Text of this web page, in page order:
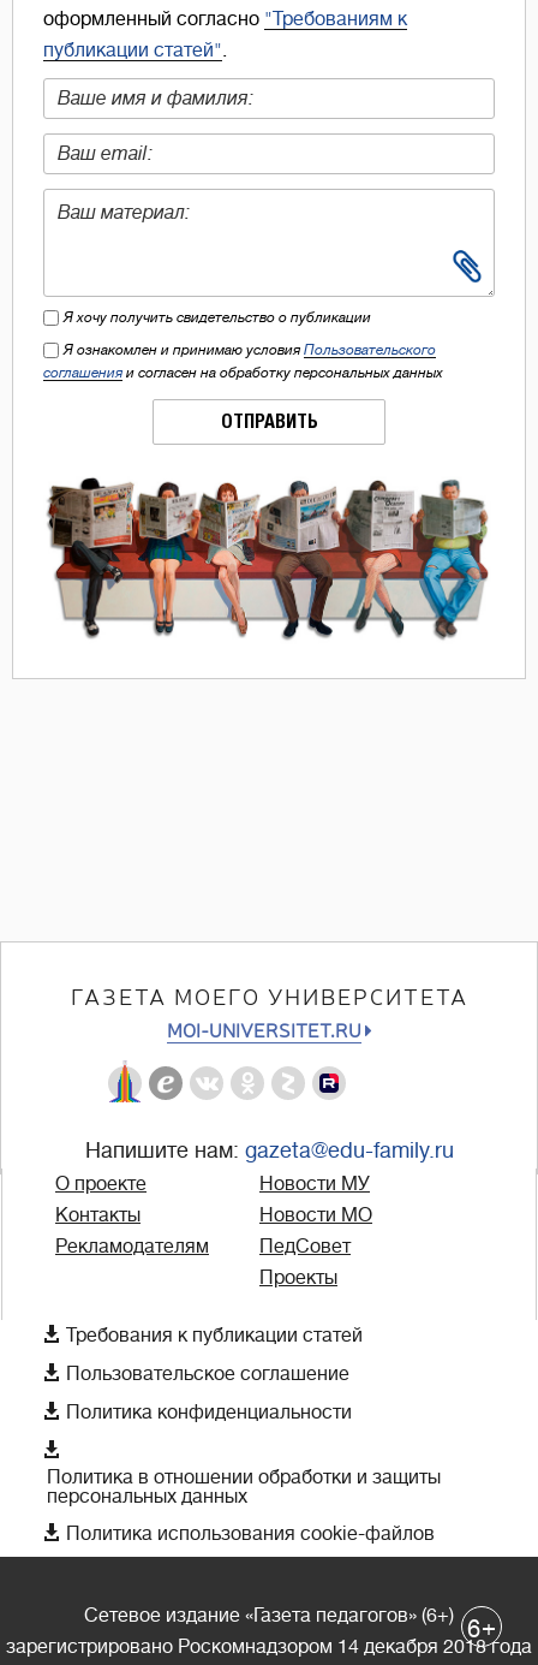
оформленный согласно "Требованиям к
публикации статей".
Я хочу получить свидетельство о публикации
Я ознакомлен и принимаю условия Пользовательского
соглашения и согласен на обработку персональных данных
ОТПРАВИТЬ
ГАЗЕТА МОЕГО УНИВЕРСИТЕТА
MOI-UNIVERSITET.RU
Напишите нам: gazeta@edu-family.ru
О проекте
Контакты
Рекламодателям
Новости МУ
Новости МО
ПедСовет
Проекты
 Требования к публикации статей
 Пользовательское соглашение
 Политика конфиденциальности

Политика в отношении обработки и защиты
персональных данных
 Политика использования cookie-файлов
Сетевое издание «Газета педагогов» (6+)
зарегистрировано Роскомнадзором 14 декабря 2018 года
6+